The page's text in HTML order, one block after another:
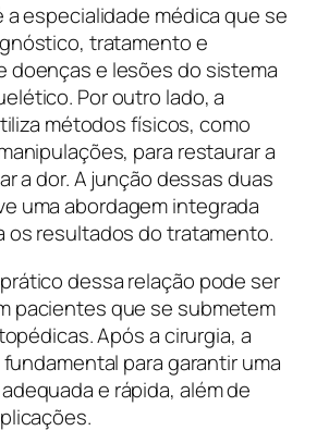
a especialidade médica que se
tratamento e
doenças e lesões do sistema
Por outro lado, a
métodos físicos, como
para restaurar a
a dor. A junção dessas duas
uma abordagem integrada
os resultados do tratamento.
dessa relação pode ser
pacientes que se submetem
Após a cirurgia, a
para garantir uma
e rápida, além de